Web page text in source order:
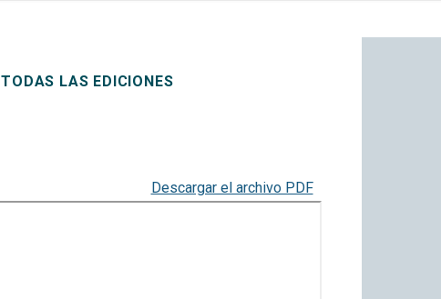
TODAS LAS EDICIONES
Descargar el archivo PDF